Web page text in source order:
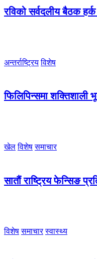
रविको सर्वदलीय बैठक हर्क
अन्तर्राष्ट्रिय विशेष
फिलिपिन्समा शक्तिशाली
खेल विशेष समाचार
सातौं राष्ट्रिय फेन्सिङ
विशेष समाचार स्वास्थ्य